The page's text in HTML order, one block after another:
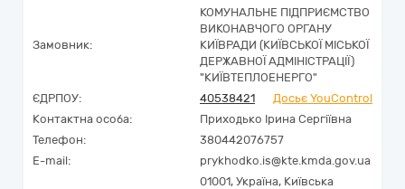
Замовник:
КОМУНАЛЬНЕ ПІДПРИЄМСТВО
ВИКОНАВЧОГО ОРГАНУ
КИЇВРАДИ (КИЇВСЬКОЇ МІСЬКОЇ
ДЕРЖАВНОЇ АДМІНІСТРАЦІЇ)
"КИЇВТЕПЛОЕНЕРГО"
ЄДРПОУ:
40538421
Досьє YouControl
Контактна особа:
Приходько Ірина Сергіївна
Телефон:
380442076757
E-mail:
prykhodko.is@kte.kmda.gov.ua
01001, Україна, Київська